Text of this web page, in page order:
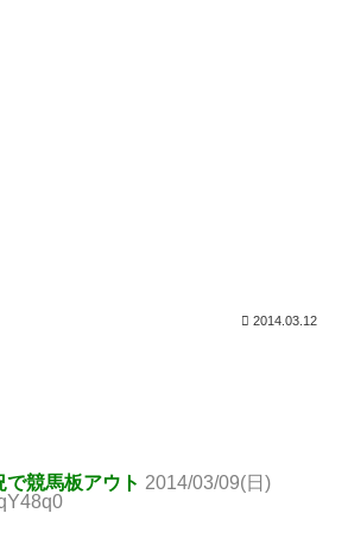
2014.03.12
競馬板アウト 2014/03/09(日)